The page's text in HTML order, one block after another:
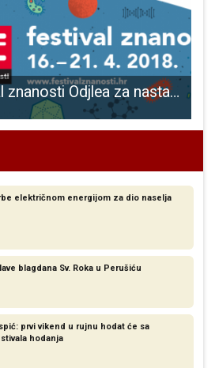
Od sutra Festival znanosti Odjlea za nastavničke studije Gospić
električnom energijom za dio naselja
blagdana Sv. Roka u Perušiću
prvi vikend u rujnu hodat će sa
hodanja